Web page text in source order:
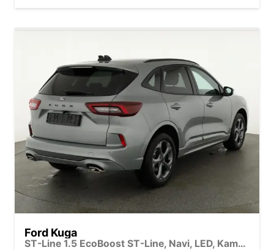
Ford Kuga
ST-Line 1.5 EcoBoost ST-Line, Navi, LED, Kamera, Winter, FS beheizbar, 5 J.-Garantie